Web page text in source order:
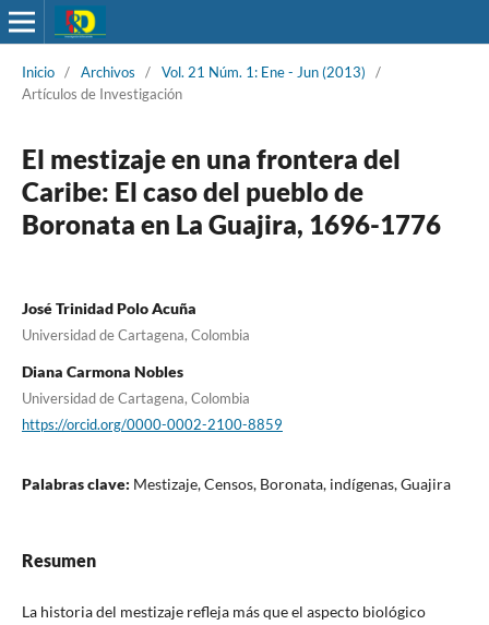
Inicio / Archivos / Vol. 21 Núm. 1: Ene - Jun (2013)
/
Artículos de Investigación
El mestizaje en una frontera del
Caribe: El caso del pueblo de
Boronata en La Guajira, 1696-1776
José Trinidad Polo Acuña
Universidad de Cartagena, Colombia
Diana Carmona Nobles
Universidad de Cartagena, Colombia
https://orcid.org/0000-0002-2100-8859
Palabras clave: Mestizaje, Censos, Boronata, indígenas, Guajira
Resumen
La historia del mestizaje refleja más que el aspecto biológico